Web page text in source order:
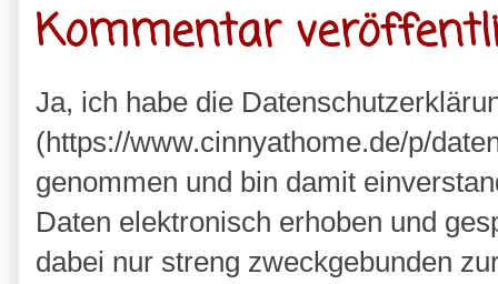
Kommentar
Ja, ich habe die
(https://www.cinnyathome.de/p/
genommen und bin damit
Daten elektronisch erhoben und
dabei nur streng zweckgebunden